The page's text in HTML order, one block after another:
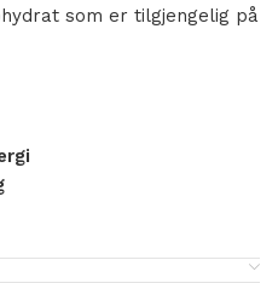
som er tilgjengelig på